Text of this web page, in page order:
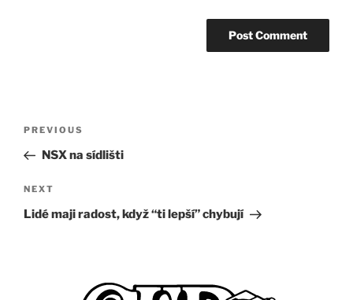
Previous
Post
PREVIOUS
NSX na sídlišti
Next
Post
NEXT
Lidé maji radost, když “ti lepší” chybují